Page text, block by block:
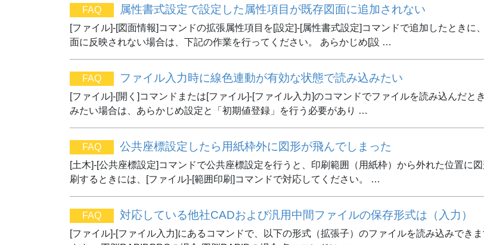
FAQ 属性書式設定で設定した属性項目が既存図面に追加されない
[ファイル]-[図面情報]コマンドの拡張属性項目を[設定]-[属性書式設定]コマンドで追加したとき
面に反映されない場合は、下記の作業を行ってください。 あらかじめ[設 …
FAQ ファイル入力時に線色連動が有効な状態で読み込みたい
[ファイル]-[開く]コマンドまたは[ファイル]-[ファイル入力]のコマンドでファイルを読み込んだ
みたい場合は、あらかじめ設定と「初期値登録」を行う必要があり …
FAQ 公共座標設定したら用紙枠外に図形が飛んでしまった
[土木]-[公共座標設定]コマンドで公共座標設定を行うと、印刷範囲（用紙枠）から外れた位置に
刷するときには、[ファイル]-[範囲印刷]コマンドで対応してください。 …
FAQ 対応している他社CADおよび汎用中間ファイルの保存形式は（入力）
[ファイル]-[ファイル入力]にあるコマンドで、以下の形式（拡張子）のファイルを読み込みでき